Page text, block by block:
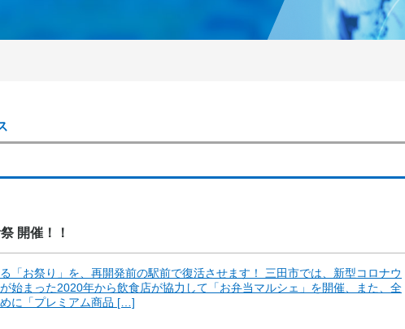
開催！！
「お祭り」を、再開発前の駅前で復活させます！ 三田市では、新型コロナウ
始まった2020年から飲食店が協力して「お弁当マルシェ」を開催、また、全
に「プレミアム商品 […]